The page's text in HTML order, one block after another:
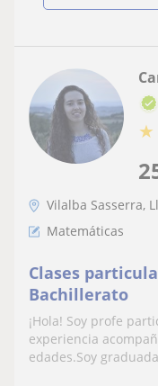
★
Vilalba Sasserra,
Matemáticas
Clases
Bachillerato
¡Hola! Soy profe
experiencia
edades.Soy